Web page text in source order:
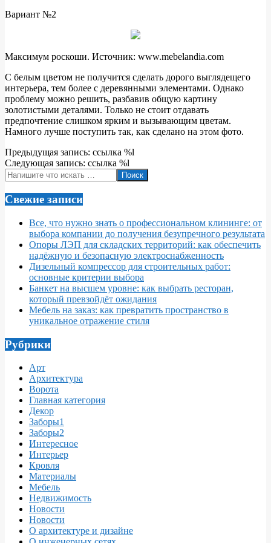
Вариант №2
Максимум роскоши. Источник: www.mebelandia.com
С белым цветом не получится сделать дорого выглядещего
интерьера, тем более с деревянными элементами. Однако
проблему можно решить, разбавив общую картину
золотистыми деталями. Только не стоит отдавать
предпочтение слишком ярким и вызывающим цветам.
Намного лучше поступить так, как сделано на этом фото.
2022-
05-
06
Предыдущая запись: ссылка %l
Следующая запись: ссылка %l
Поиск
Свежие записи
Все, что нужно знать о профессиональном клининге: от
выбора компании до получения безупречного результата
Опоры ЛЭП для складских территорий: как обеспечить
надёжную и безопасную электроснабженность
Дизельный компрессор для строительных работ:
основные критерии выбора
Банкет на высшем уровне: как выбрать ресторан,
который превзойдёт ожидания
Мебель на заказ: как превратить пространство в
уникальное отражение стиля
Рубрики
Арт
Архитектура
Ворота
Главная категория
Декор
Заборы1
Заборы2
Интересное
Интерьер
Кровля
Материалы
Мебель
Недвижимость
Новости
Новости
О архитектуре и дизайне